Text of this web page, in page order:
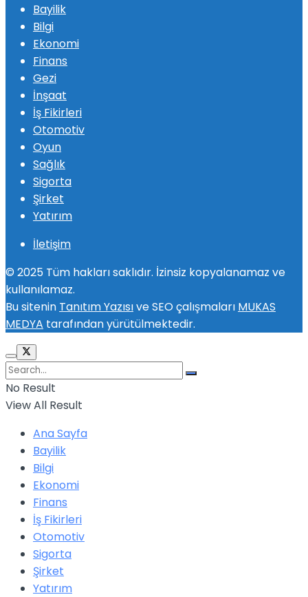
Bayilik
Bilgi
Ekonomi
Finans
Gezi
İnşaat
İş Fikirleri
Otomotiv
Oyun
Sağlık
Sigorta
Şirket
Yatırım
İletişim
© 2025 Tüm hakları saklıdır. İzinsiz kopyalanamaz ve
kullanılamaz.
Bu sitenin Tanıtım Yazısıve SEO çalışmaları MUKAS
MEDYA tarafından yürütülmektedir.
No Result
View All Result
Ana Sayfa
Bayilik
Bilgi
Ekonomi
Finans
İş Fikirleri
Otomotiv
Sigorta
Şirket
Yatırım